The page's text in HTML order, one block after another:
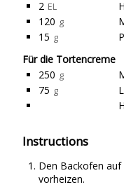
2 EL
120 g
15 g
Für die Tortencreme
250 g
75 g
Instructions
Den Backofen auf
vorheizen.